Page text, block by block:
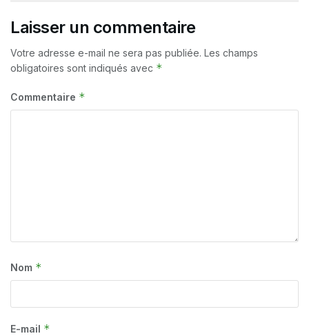
Laisser un commentaire
Votre adresse e-mail ne sera pas publiée. Les champs
obligatoires sont indiqués avec *
Commentaire *
Nom *
E-mail *